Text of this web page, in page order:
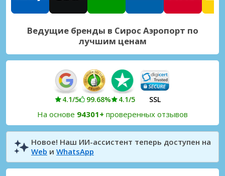
Ведущие бренды в Сирос Аэропорт по
лучшим ценам
4.1/5 99.68% 4.1/5 SSL
На основе 94301+ проверенных отзывов
Новое! Наш ИИ-ассистент теперь доступен на
Web и WhatsApp